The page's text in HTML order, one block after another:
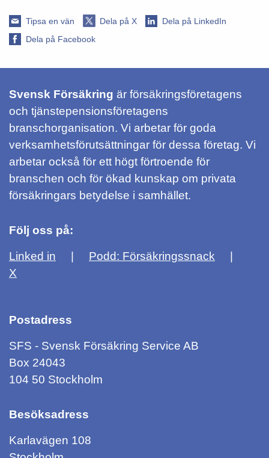
Tipsa en vän Dela på X
Dela på LinkedIn
Dela på Facebook
Svensk Försäkring är försäkringsföretagens
och tjänstepensionsföretagens
branschorganisation. Vi arbetar för goda
verksamhetsförutsättningar för dessa företag. Vi
arbetar också för ett högt förtroende för
branschen och för ökad kunskap om privata
försäkringars betydelse i samhället.
Följ oss på:
Linked in
Podd: Försäkringssnack
X
Postadress
SFS - Svensk Försäkring Service AB
Box 24043
104 50 Stockholm
Besöksadress
Karlavägen 108